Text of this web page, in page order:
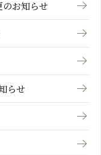
のお知らせ
らせ